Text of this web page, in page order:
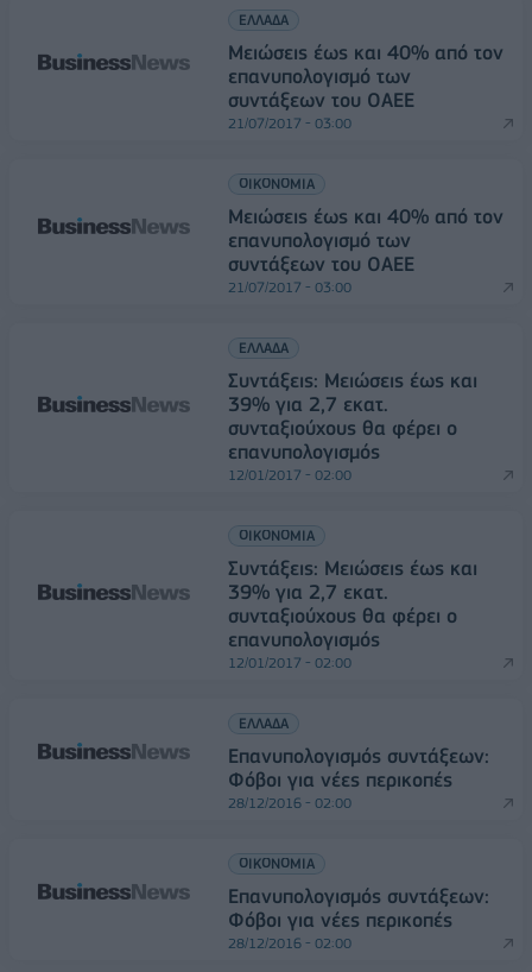
ΕΛΛΑΔΑ
Μειώσεις έως και 40% από τον
επανυπολογισμό των
συντάξεων του ΟΑΕΕ
21/07/2017 - 03:00
ΟΙΚΟΝΟΜΙΑ
Μειώσεις έως και 40% από τον
επανυπολογισμό των
συντάξεων του ΟΑΕΕ
21/07/2017 - 03:00
ΕΛΛΑΔΑ
Συντάξεις: Μειώσεις έως και
39% για 2,7 εκατ.
συνταξιούχους θα φέρει ο
επανυπολογισμός
12/01/2017 - 02:00
ΟΙΚΟΝΟΜΙΑ
Συντάξεις: Μειώσεις έως και
39% για 2,7 εκατ.
συνταξιούχους θα φέρει ο
επανυπολογισμός
12/01/2017 - 02:00
ΕΛΛΑΔΑ
Επανυπολογισμός συντάξεων:
Φόβοι για νέες περικοπές
28/12/2016 - 02:00
ΟΙΚΟΝΟΜΙΑ
Επανυπολογισμός συντάξεων:
Φόβοι για νέες περικοπές
28/12/2016 - 02:00